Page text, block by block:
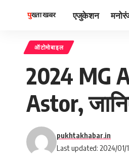
एजुकेशन
ऑटोमोबाइल
2024 MG
Astor,
Last updated: 2024/01/
pukhtakhabar.in